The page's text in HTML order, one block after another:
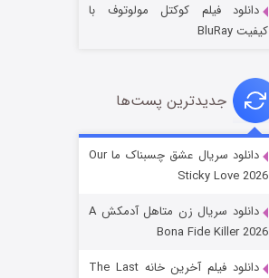
قسمت۲ (زیرنویس)
دانلود فیلم کوکتل مولوتوف با
کیفیت BluRay
جدیدترین پست‌ها
دانلود سریال عشق چسبناک ما Our
Sticky Love 2026
دانلود سریال زن متاهل آدمکش A
Bona Fide Killer 2026
دانلود فیلم آخرین خانه The Last